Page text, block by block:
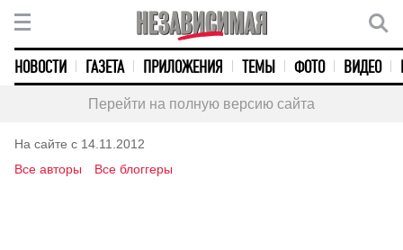
НОВОСТИ ГАЗЕТА ПРИЛОЖЕНИЯ ТЕМЫ ФОТО ВИДЕО
Перейти на полную версию сайта
На сайте с 14.11.2012
Все авторы
Все блоггеры